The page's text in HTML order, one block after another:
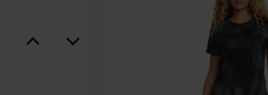
< >